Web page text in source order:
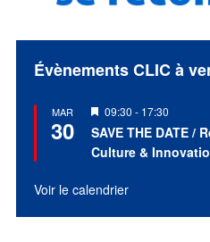
Évènements CLIC à
MAR
30
Mis
en
avant
09:30 - 17:30
SAVE THE DATE /
Culture &
Voir le calendrier